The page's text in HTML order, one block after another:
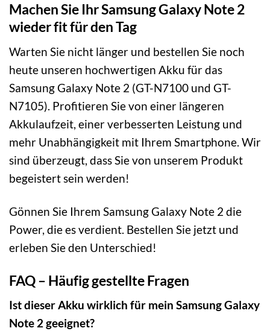
Machen Sie Ihr Samsung Galaxy Note 2
wieder fit für den Tag
Warten Sie nicht länger und bestellen Sie noch
heute unseren hochwertigen Akku für das
Samsung Galaxy Note 2 (GT-N7100 und GT-
N7105). Profitieren Sie von einer längeren
Akkulaufzeit, einer verbesserten Leistung und
mehr Unabhängigkeit mit Ihrem Smartphone. Wir
sind überzeugt, dass Sie von unserem Produkt
begeistert sein werden!
Gönnen Sie Ihrem Samsung Galaxy Note 2 die
Power, die es verdient. Bestellen Sie jetzt und
erleben Sie den Unterschied!
FAQ – Häufig gestellte Fragen
Ist dieser Akku wirklich für mein Samsung Galaxy
Note 2 geeignet?